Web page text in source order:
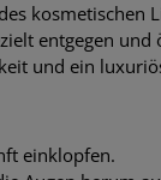
entgegen
und ein
einklopfen.